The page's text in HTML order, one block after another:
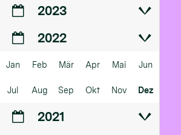
2023
2022
Jan Feb Mär Apr Mai Jun
Jul Aug Sep Okt Nov Dez
2021